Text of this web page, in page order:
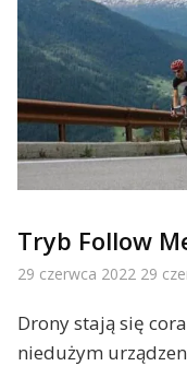
Tryb Follow
29 czerwca 2022 29
Drony stają się
niedużym